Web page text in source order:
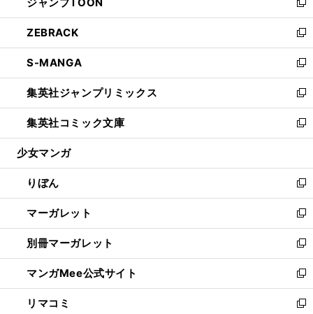
で
開
く
ド
ウ
で
開
く
ィ
ン
ド
ウ
で
開
く
い
ウ
ィ
ン
ド
ウ
で
開
く
新
し
い
ウ
ィ
ン
ド
ウ
で
開
ZEBRACK
新
し
い
ウ
ィ
ン
ド
ウ
開
く
S-MANGA
新
し
い
ウ
ィ
ン
ウ
で
開
く
集英社ジャンプリミックス
新
し
い
ウ
ン
ド
ウ
で
開
く
集英社コミック文庫
新
し
ウ
ィ
ン
ド
ウ
で
開
く
少女マンガ
りぼん
新
し
い
ウ
ィ
ン
ド
ウ
で
マーガレット
新
し
い
ウ
ィ
ン
ド
別冊マーガレット
新
し
い
ウ
ィ
マンガMee公式サイト
新
し
い
リマコミ 新